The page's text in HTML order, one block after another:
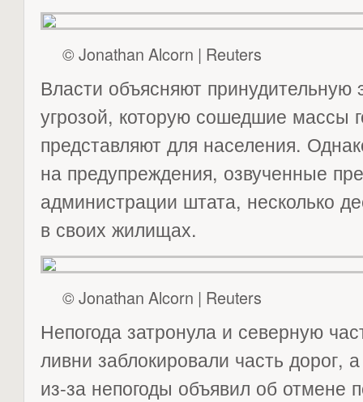
© Jonathan Alcorn | Reuters
Власти объясняют принудительную
угрозой, которую сошедшие массы
представляют для населения.
на предупреждения, озвученные
администрации штата, несколько
в своих жилищах.
© Jonathan Alcorn | Reuters
Непогода затронула и северную
ливни заблокировали часть дорог,
из-за непогоды объявил об отмене